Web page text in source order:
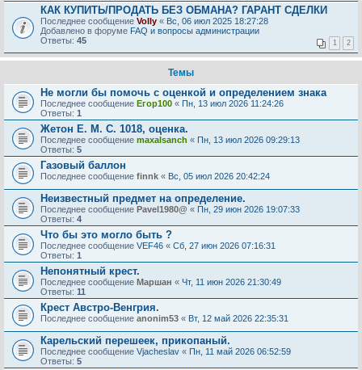
КАК КУПИТЬ/ПРОДАТЬ БЕЗ ОБМАНА? ГАРАНТ СДЕЛКИ
Последнее сообщение Volly « Вс, 06 июл 2025 18:27:28
Добавлено в форуме FAQ и вопросы администрации
Ответы: 45 1 2
Темы
Не могли бы помочь с оценкой и определением знака
Последнее сообщение Егор100 « Пн, 13 июл 2026 11:24:26
Ответы: 1
Жетон Е. М. С. 1018, оценка.
Последнее сообщение maxalsanch « Пн, 13 июл 2026 09:29:13
Ответы: 5
Газовый баллон
Последнее сообщение finnk « Вс, 05 июл 2026 20:42:24
Неизвестный предмет на определение.
Последнее сообщение Pavel1980@ « Пн, 29 июн 2026 19:07:33
Ответы: 4
Что бы это могло быть ?
Последнее сообщение VEF46 « Сб, 27 июн 2026 07:16:31
Ответы: 1
Непонятный крест.
Последнее сообщение Маршан « Чт, 11 июн 2026 21:30:49
Ответы: 11
Крест Австро-Венгрия.
Последнее сообщение anonim53 « Вт, 12 май 2026 22:35:31
Карельский перешеек, прикопаный.
Последнее сообщение Vjacheslav « Пн, 11 май 2026 06:52:59
Ответы: 5